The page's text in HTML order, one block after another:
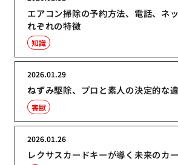
エアコン掃除の予約方法、電話、ネ
れぞれの特徴
知識
ねずみ駆除、プロと素人の決定的な
2026.01.29
害獣
レクサスカードキーが導く未来のカ
2026.01.26